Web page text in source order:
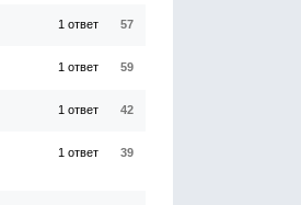
1 ответ 57
1 ответ 59
1 ответ 42
1 ответ 39